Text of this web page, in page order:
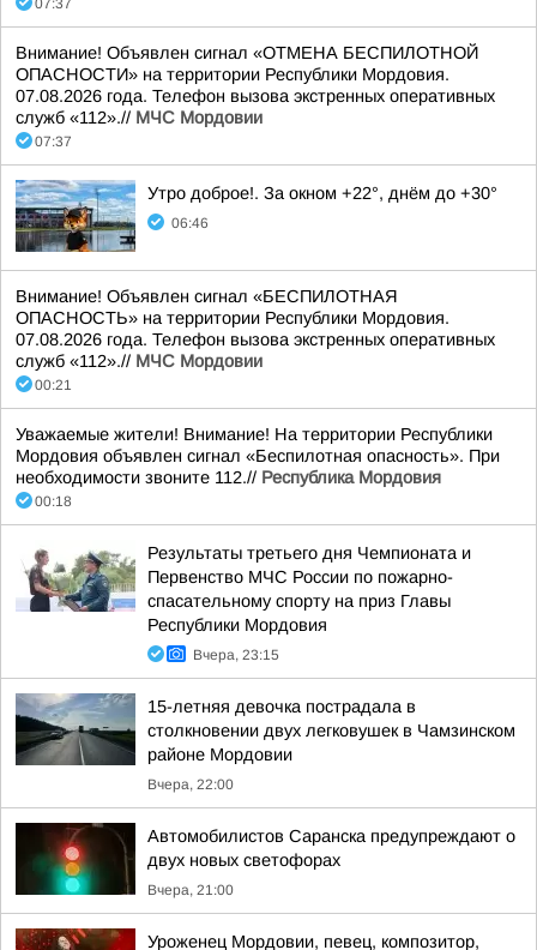
07:37
Внимание! Объявлен сигнал «ОТМЕНА БЕСПИЛОТНОЙ
ОПАСНОСТИ» на территории Республики Мордовия.
07.08.2026 года. Телефон вызова экстренных оперативных
служб «112».// МЧС Мордовии
07:37
Утро доброе!. За окном +22°, днём до +30°
06:46
Внимание! Объявлен сигнал «БЕСПИЛОТНАЯ
ОПАСНОСТЬ» на территории Республики Мордовия.
07.08.2026 года. Телефон вызова экстренных оперативных
служб «112».// МЧС Мордовии
00:21
Уважаемые жители! Внимание! На территории Республики
Мордовия объявлен сигнал «Беспилотная опасность». При
необходимости звоните 112.// Республика Мордовия
00:18
Результаты третьего дня Чемпионата и
Первенство МЧС России по пожарно-
спасательному спорту на приз Главы
Республики Мордовия
Вчера, 23:15
15-летняя девочка пострадала в
столкновении двух легковушек в Чамзинском
районе Мордовии
Вчера, 22:00
Автомобилистов Саранска предупреждают о
двух новых светофорах
Вчера, 21:00
Уроженец Мордовии, певец, композитор,